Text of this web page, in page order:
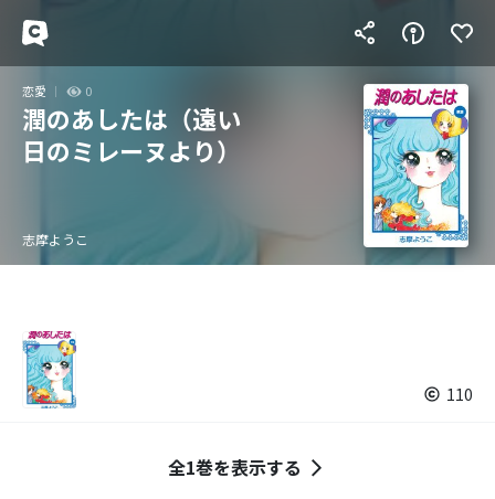
恋愛 0
潤のあしたは（遠い
日のミレーヌより）
志摩ようこ
110
全1巻を表示する